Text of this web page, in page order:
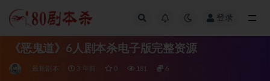
登录
《恶鬼道》6人剧本杀电子版完整资源
最新剧本 3 年前 0 181 6